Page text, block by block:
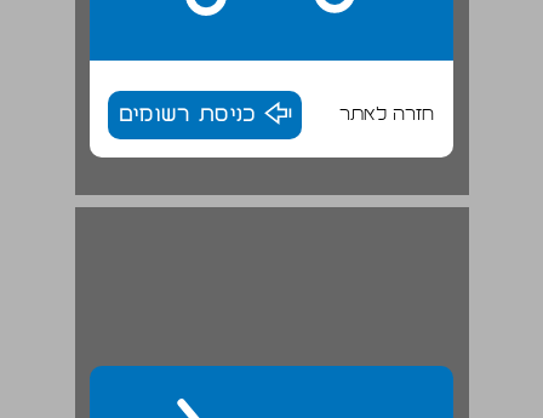
חזרה לאתר כניסת רשומים